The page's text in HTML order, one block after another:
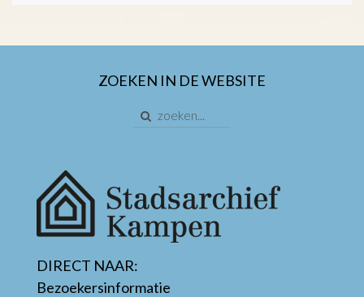
ZOEKEN IN DE WEBSITE
DIRECT NAAR:
Bezoekersinformatie